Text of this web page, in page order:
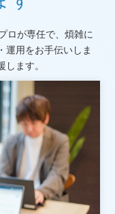
ロが専任で、煩雑に
運用をお手伝いしま
ます。